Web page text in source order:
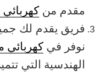
مقدم من
فريق يقدم لك
نوفر في كهربائي
الهندسية التي